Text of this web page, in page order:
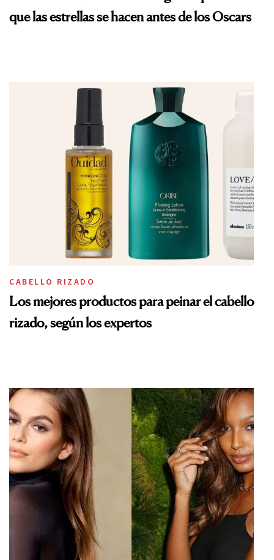
que las estrellas se hacen antes de los Oscars
CABELLO RIZADO
Los mejores productos para peinar el cabello
rizado, según los expertos